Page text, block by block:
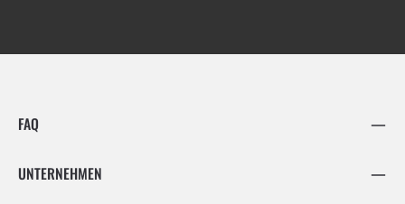
FAQ
UNTERNEHMEN